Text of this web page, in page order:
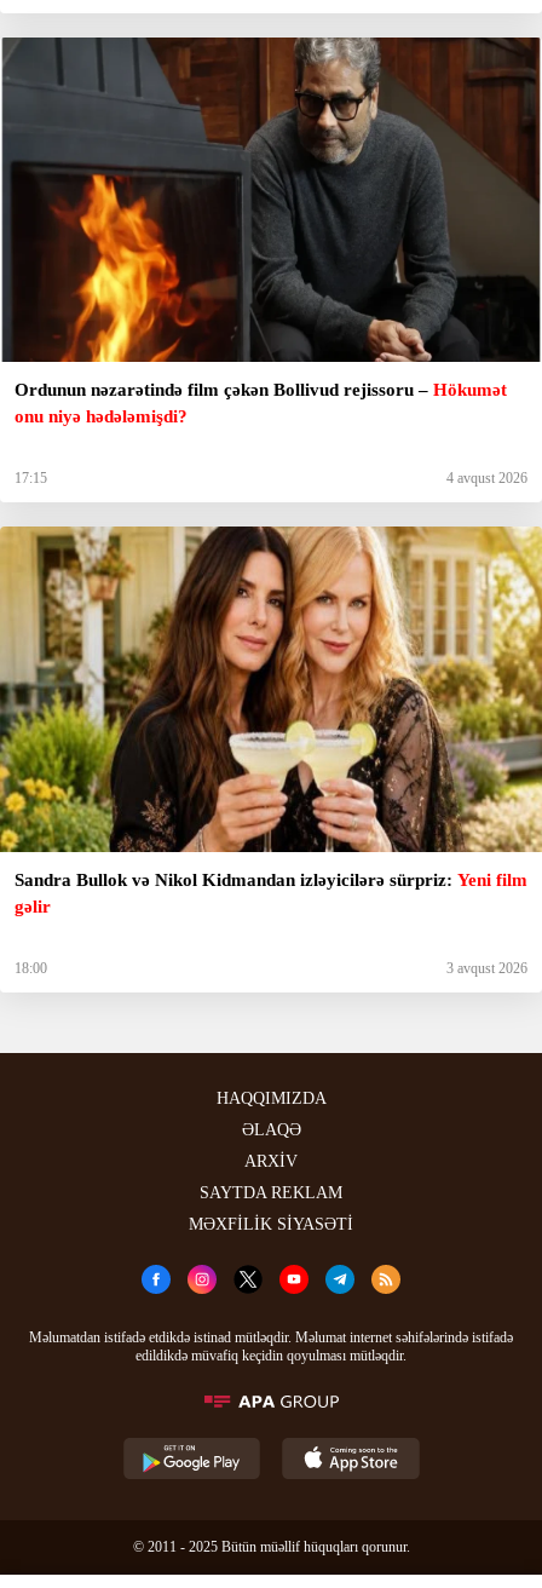
Ordunun nəzarətində film çəkən Bollivud rejissoru – Hökumət
onu niyə hədələmişdi?
17:15 4 avqust 2026
Sandra Bullok və Nikol Kidmandan izləyicilərə sürpriz: Yeni film
gəlir
18:00 3 avqust 2026
HAQQIMIZDA
ƏLAQƏ
ARXİV
SAYTDA REKLAM
MƏXFİLİK SİYASƏTİ
Məlumatdan istifadə etdikdə istinad mütləqdir. Məlumat internet səhifələrində istifadə
edildikdə müvafiq keçidin qoyulması mütləqdir.
© 2011 - 2025 Bütün müəllif hüquqları qorunur.